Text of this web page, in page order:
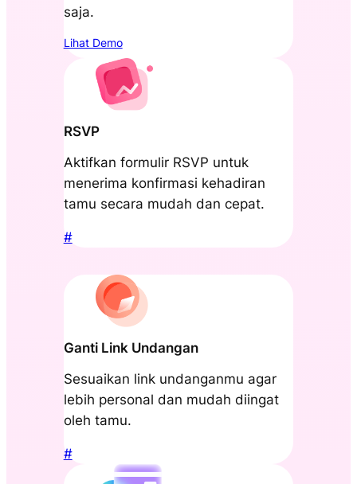
saja.
Lihat Demo
RSVP
Aktifkan formulir RSVP untuk
menerima konfirmasi kehadiran
tamu secara mudah dan cepat.
#
Ganti Link Undangan
Sesuaikan link undanganmu agar
lebih personal dan mudah diingat
oleh tamu.
#